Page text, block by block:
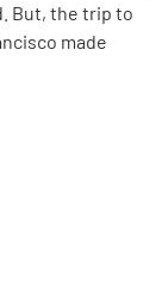
But, the trip to
made